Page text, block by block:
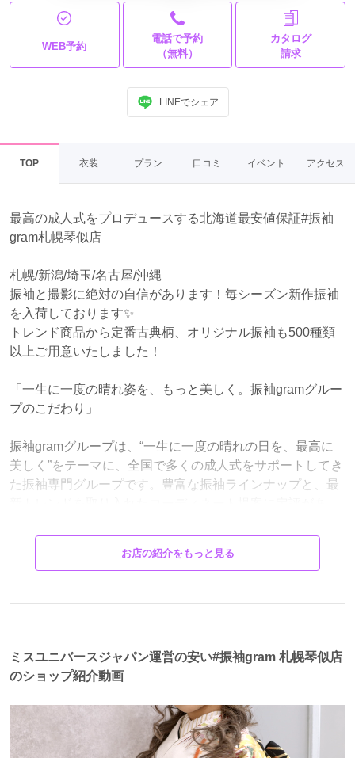
WEB予約
電話で予約
（無料）
カタログ
請求
LINEでシェア
TOP 衣装 プラン 口コミ イベント アクセス
最高の成人式をプロデュースする北海道最安値保証#振袖
gram札幌琴似店
札幌/新潟/埼玉/名古屋/沖縄
振袖と撮影に絶対の自信があります！毎シーズン新作振袖
を入荷しております✨
トレンド商品から定番古典柄、オリジナル振袖も500種類
以上ご用意いたしました！
「一生に一度の晴れ姿を、もっと美しく。振袖gramグルー
プのこだわり」
振袖gramグループは、“一生に一度の晴れの日を、最高に
美しく”をテーマに、全国で多くの成人式をサポートしてき
た振袖専門グループです。豊富な振袖ラインナップと、最
タイルを実現。専属スタッフが、色合わせや帯・小物の選
び方まで丁寧にサポートし、お客様一人ひとりの“似合
かりやすく、初めての振袖選びでも安心。
振袖gramグループは、お客様の“ときめき”と“満足”を大切に
します！あなたが一番輝く瞬間を、ぜひ私たちにお任せく
ださい。
札幌市で安い振袖レンタルや前撮りなら西区琴似
お店の紹介をもっと見る
ミスユニバースジャパン運営の安い#振袖gram 札幌琴似店
のショップ紹介動画